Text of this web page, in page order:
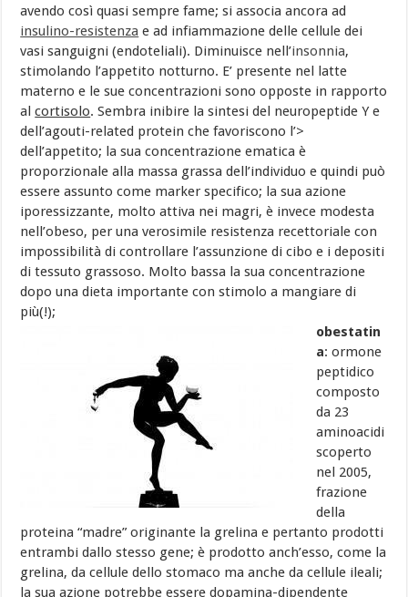
avendo così quasi sempre fame; si associa ancora ad
insulino-resistenza e ad infiammazione delle cellule dei
vasi sanguigni (endoteliali). Diminuisce nell’insonnia,
stimolando l’appetito notturno. E’ presente nel latte
materno e le sue concentrazioni sono opposte in rapporto
alcortisolo. Sembra inibire la sintesi del neuropeptide Y e
dell’agouti-related protein che favoriscono l’>
dell’appetito; la sua concentrazione ematica è
proporzionale alla massa grassa dell’individuo e quindi può
essere assunto come marker specifico; la sua azione
iporessizzante, molto attiva nei magri, è invece modesta
nell’obeso, per una verosimile resistenza recettoriale con
impossibilità di controllare l’assunzione di cibo e i depositi
di tessuto grassoso. Molto bassa la sua concentrazione
dopo una dieta importante con stimolo a mangiare di
più(!);
obestatin
a: ormone
peptidico
composto
da 23
aminoacidi
scoperto
nel 2005,
frazione
della
proteina “madre” originante la grelina e pertanto prodotti
entrambi dallo stesso gene; è prodotto anch’esso, come la
grelina, da cellule dello stomaco ma anche da cellule ileali;
la sua azione potrebbe essere dopamina-dipendente